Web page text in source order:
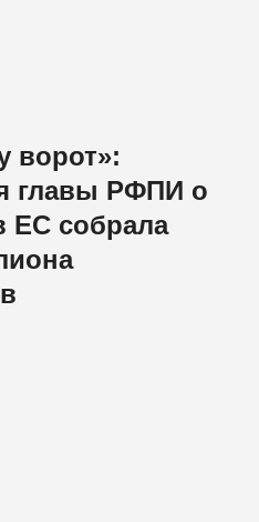
ворот»:
главы РФПИ о
ЕС собрала